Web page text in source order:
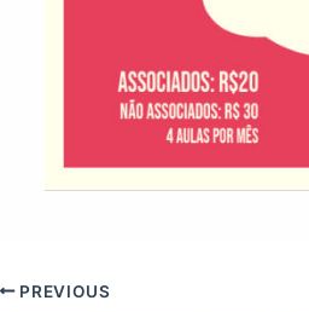
PREVIOUS